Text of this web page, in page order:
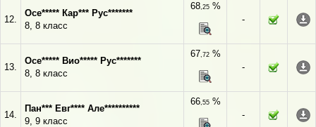
12.
Осе***** Кар*** Рус*******
8, 8 класс
68,25%
-
13.
Осе***** Вио***** Рус*******
8, 8 класс
67,72%
-
14.
Пан*** Евг**** Але**********
9, 9 класс
66,55%
-